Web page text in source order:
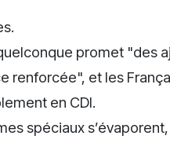
promet "des
renforcée", et les
en CDI.
spéciaux s’évaporent,